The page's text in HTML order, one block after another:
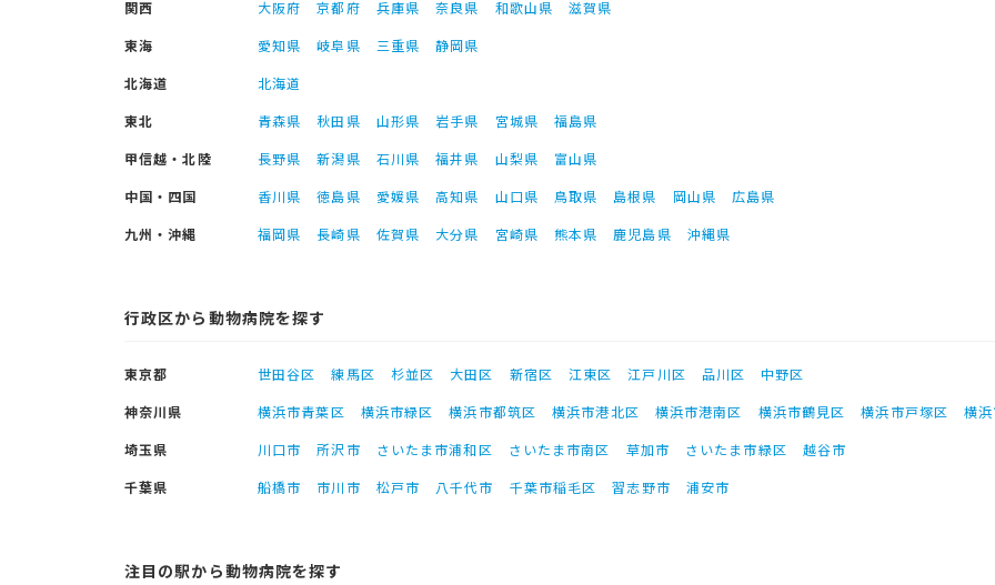
関西
大阪府 京都府 兵庫県 奈良県 和歌山県
滋賀県
東海
愛知県 岐阜県 三重県
静岡県
北海道
北海道
東北
青森県 秋田県 山形県 岩手県 宮城県
福島県
甲信越・北陸
長野県 新潟県 石川県 福井県 山梨県
富山県
中国・四国
香川県 徳島県 愛媛県 高知県 山口県 鳥取県 島根県 岡山県
広島県
九州・沖縄
福岡県 長崎県 佐賀県 大分県 宮崎県 熊本県 鹿児島県 沖縄県
行政区から動物病院を探す
東京都 世田谷区 練馬区 杉並区 大田区 新宿区 江東区 江戸川区 品川区
中野区
神奈川県
横浜市青葉区 横浜市緑区 横浜市都筑区 横浜市港北区 横浜市港南区 横浜市鶴見区 横浜市戸塚区
横
埼玉県
川口市 所沢市 さいたま市浦和区 さいたま市南区 草加市 さいたま市緑区
越谷市
千葉県
船橋市 市川市 松戸市 八千代市 千葉市稲毛区 習志野市 浦安市
注目の駅から動物病院を探す